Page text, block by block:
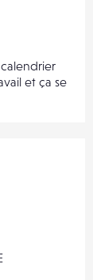
et ça se